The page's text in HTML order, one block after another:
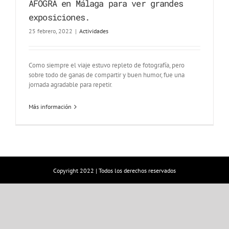
AFOGRA en Málaga para ver grandes
exposiciones.
25 febrero, 2022 | Actividades
Como siempre el viaje estuvo repleto de fotografía, pero
sobre todo de ganas de compartir y buen humor, fue una
jornada agradable para repetir.
Más información
Copyright 2022 | Todos los derechos reservados